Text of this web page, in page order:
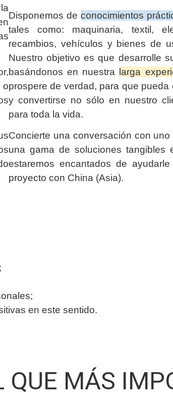
o
Disponemos de conocimientos
tales como: maquinaria, textil,
recambios, vehículos y bienes de
Nuestro objetivo es que desarrolle
basándonos en nuestra larga
prospere de verdad, para que
y convertirse no sólo en nuestro
para toda la vida.
Concierte una conversación con
una gama de soluciones
estaremos encantados de
proyecto con China (Asia).
en este sentido.
QUE MÁS